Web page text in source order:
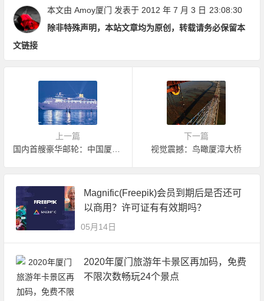
本文由 Amoy厦门 发表于 2012 年 7 月 3 日 23:08:30
除非特殊声明，本站文章均为原创，转载请务必保留本
文链接
上一篇
国内首艘豪华邮轮：中国厦门号 是泰坦尼克2倍多
下一篇
视觉震撼：鸟瞰厦漳大桥
Magnific(Freepik)会员到期后是否还可
以商用？许可证有有效期吗？
05月14日
2020年厦门旅游年卡景区再加码，免费
不限次数畅玩24个景点